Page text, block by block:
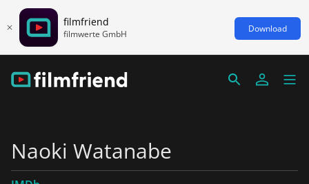
filmfriend
filmwerte GmbH Download
Naoki Watanabe